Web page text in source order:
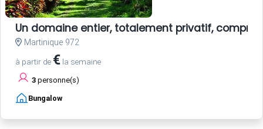
Un domaine entier, totalement privatif,
Martinique 972
à partir de € la semaine
3 personne(s)
Bungalow